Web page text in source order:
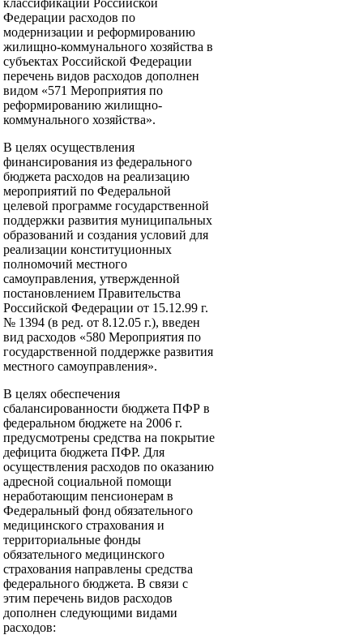
классификации Российской
Федерации расходов по
модернизации и реформированию
жилищно-коммунального хозяйства в
субъектах Российской Федерации
перечень видов расходов дополнен
видом «571 Мероприятия по
реформированию жилищно-
коммунального хозяйства».
В целях осуществления
финансирования из федерального
бюджета расходов на реализацию
мероприятий по Федеральной
целевой программе государственной
поддержки развития муниципальных
образований и создания условий для
реализации конституционных
полномочий местного
самоуправления, утвержденной
постановлением Правительства
Российской Федерации от 15.12.99 г.
№ 1394 (в ред. от 8.12.05 г.), введен
вид расходов «580 Мероприятия по
государственной поддержке развития
местного самоуправления».
В целях обеспечения
сбалансированности бюджета ПФР в
федеральном бюджете на 2006 г.
предусмотрены средства на покрытие
дефицита бюджета ПФР. Для
осуществления расходов по оказанию
адресной социальной помощи
неработающим пенсионерам в
Федеральный фонд обязательного
медицинского страхования и
территориальные фонды
обязательного медицинского
страхования направлены средства
федерального бюджета. В связи с
этим перечень видов расходов
дополнен следующими видами
расходов: